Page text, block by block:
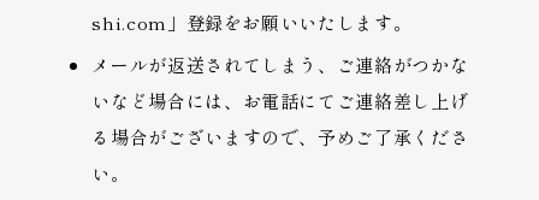
shi.com」登録をお願いいたします。
メールが返送されてしまう、ご連絡がつかな
いなど場合には、お電話にてご連絡差し上げ
る場合がございますので、予めご了承くださ
い。